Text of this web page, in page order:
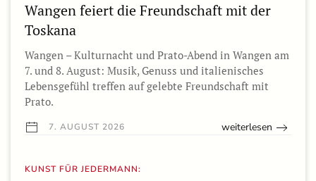
Wangen feiert die Freundschaft mit der
Toskana
Wangen – Kulturnacht und Prato-Abend in Wangen am
7. und 8. August: Musik, Genuss und italienisches
Lebensgefühl treffen auf gelebte Freundschaft mit
Prato.
7. AUGUST 2026 weiterlesen
KUNST FÜR JEDERMANN: